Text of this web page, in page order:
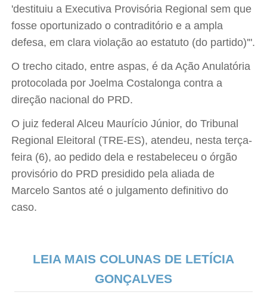
'destituiu a Executiva Provisória Regional sem que
fosse oportunizado o contraditório e a ampla
defesa, em clara violação ao estatuto (do partido)'".
O trecho citado, entre aspas, é da Ação Anulatória
protocolada por Joelma Costalonga contra a
direção nacional do PRD.
O juiz federal Alceu Maurício Júnior, do Tribunal
Regional Eleitoral (TRE-ES), atendeu, nesta terça-
feira (6), ao pedido dela e restabeleceu o órgão
provisório do PRD presidido pela aliada de
Marcelo Santos até o julgamento definitivo do
caso.
LEIA MAIS COLUNAS DE LETÍCIA
GONÇALVES